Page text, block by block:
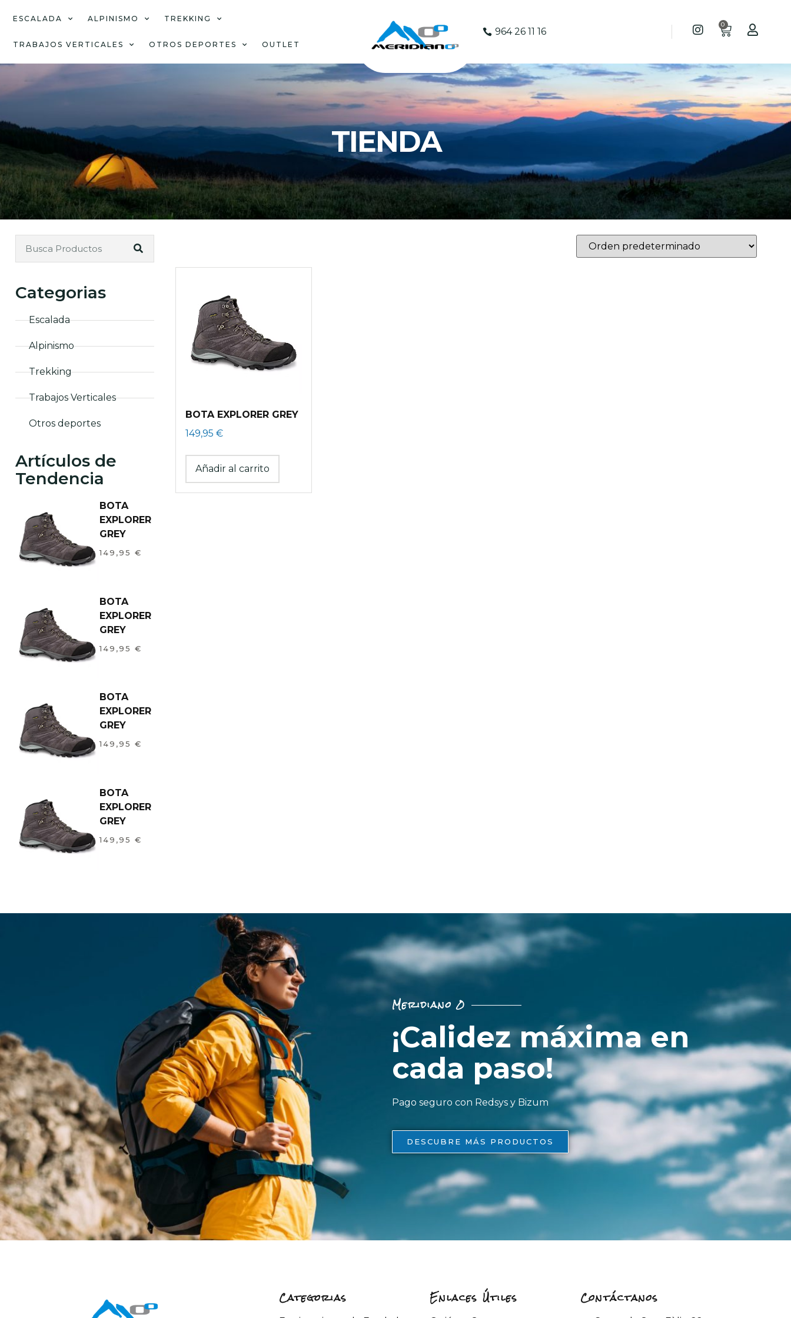
ESCALADA ALPINISMO TREKKING
TRABAJOS VERTICALES OTROS DEPORTES OUTLET
964 26 11 16
0
TIENDA
Categorias
Escalada
Alpinismo
Trekking
Trabajos Verticales
Otros deportes
Artículos de
Tendencia
BOTA
EXPLORER
GREY
149,95 €
BOTA
EXPLORER
GREY
149,95 €
BOTA
EXPLORER
GREY
149,95 €
BOTA
EXPLORER
GREY
149,95 €
BOTA EXPLORER GREY
149,95 €
Añadir al carrito
Meridiano 0
¡Calidez máxima en
cada paso!
Pago seguro con Redsys y Bizum
DESCUBRE MÁS PRODUCTOS
Categorias Enlaces Útiles Contáctanos